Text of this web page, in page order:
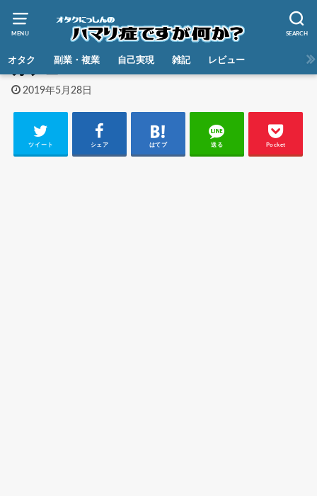
MENU SEARCH
オタク 副業・複業 自己実現 雑記 レビュー
2019年5月28日
ツイート シェア はてブ 送る Pocket